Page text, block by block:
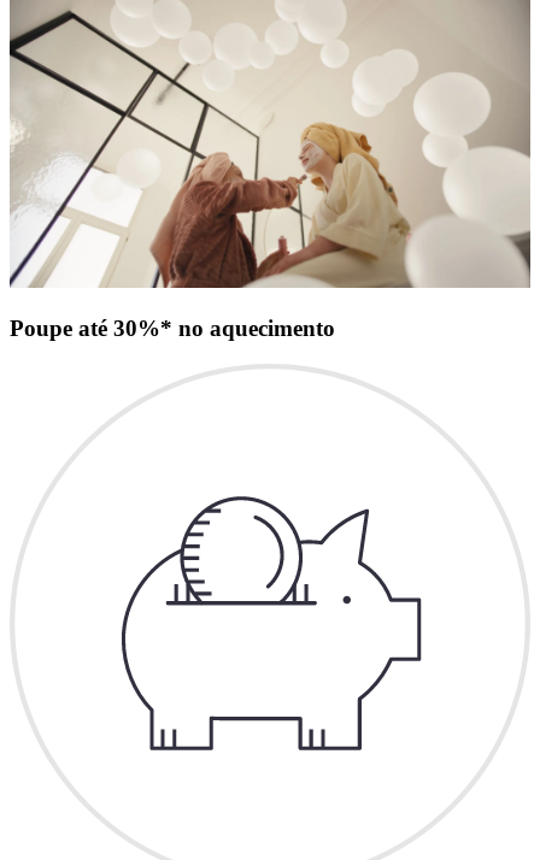
Poupe até 30%* no aquecimento